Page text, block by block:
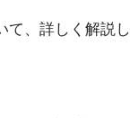
て、詳しく解説